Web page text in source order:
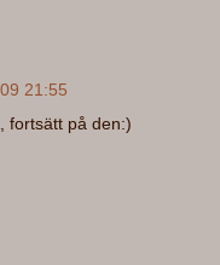
21:55
fortsätt på den:)